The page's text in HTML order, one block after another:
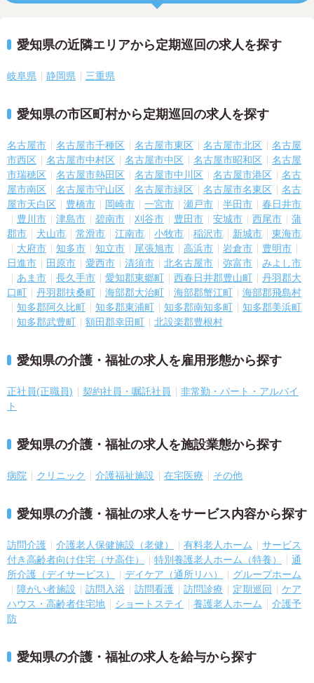
愛知県の近隣エリアから定期巡回の求人を探す
岐阜県 静岡県 三重県
愛知県の市区町村から定期巡回の求人を探す
名古屋市 名古屋市千種区 名古屋市東区 名古屋市北区
名古屋
市西区
名古屋市中村区 名古屋市中区 名古屋市昭和区
名古屋
市瑞穂区
名古屋市熱田区 名古屋市中川区 名古屋市港区
名古
屋市南区
名古屋市守山区 名古屋市緑区 名古屋市名東区
名古
屋市天白区
豊橋市 岡崎市 一宮市 瀬戸市 半田市
春日井市
豊川市
津島市 碧南市 刈谷市 豊田市 安城市 西尾市
蒲
郡市
犬山市 常滑市 江南市 小牧市 稲沢市 新城市
東海市
大府市
知多市 知立市 尾張旭市 高浜市 岩倉市
豊明市
日進市
田原市 愛西市 清須市 北名古屋市 弥富市
みよし市
あま市
長久手市 愛知郡東郷町 西春日井郡豊山町
丹羽郡大
口町
丹羽郡扶桑町 海部郡大治町 海部郡蟹江町
海部郡飛島村
知多郡阿久比町
知多郡東浦町 知多郡南知多町
知多郡美浜町
知多郡武豊町
額田郡幸田町 北設楽郡豊根村
愛知県の介護・福祉の求人を雇用形態から探す
正社員(正職員) 契約社員・嘱託社員
非常勤・パート・アルバイ
ト
愛知県の介護・福祉の求人を施設業態から探す
病院 クリニック 介護福祉施設 在宅医療 その他
愛知県の介護・福祉の求人をサービス内容から探す
訪問介護 介護老人保健施設（老健） 有料老人ホーム
サービス
付き高齢者向け住宅（サ高住）
特別養護老人ホーム（特養）
通
所介護（デイサービス）
デイケア（通所リハ）
グループホーム
障がい者施設
訪問入浴 訪問看護 訪問診療 定期巡回
ケア
ハウス・高齢者住宅地
ショートステイ 養護老人ホーム
介護予
防
愛知県の介護・福祉の求人を給与から探す